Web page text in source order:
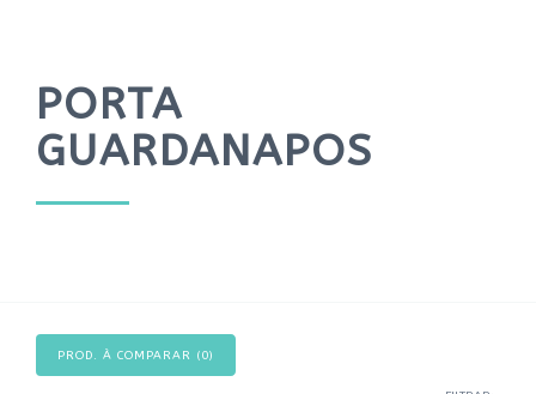
PORTA
GUARDANAPOS
PROD. À COMPARAR (0)